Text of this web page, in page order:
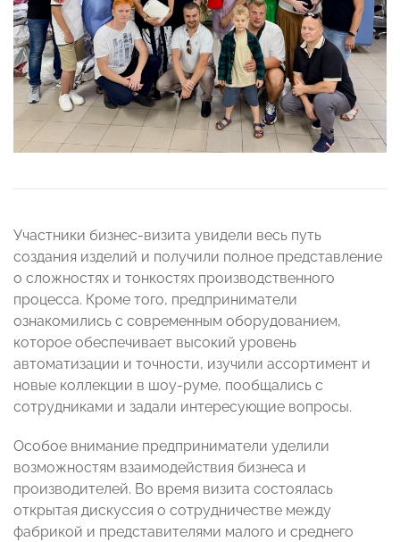
Участники бизнес-визита увидели весь путь
создания изделий и получили полное представление
о сложностях и тонкостях производственного
процесса. Кроме того, предприниматели
ознакомились с современным оборудованием,
которое обеспечивает высокий уровень
автоматизации и точности, изучили ассортимент и
новые коллекции в шоу-руме, пообщались с
сотрудниками и задали интересующие вопросы.
Особое внимание предприниматели уделили
возможностям взаимодействия бизнеса и
производителей. Во время визита состоялась
открытая дискуссия о сотрудничестве между
фабрикой и представителями малого и среднего